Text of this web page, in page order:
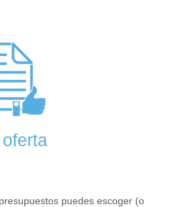
puedes escoger (o